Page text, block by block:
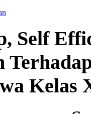
Self